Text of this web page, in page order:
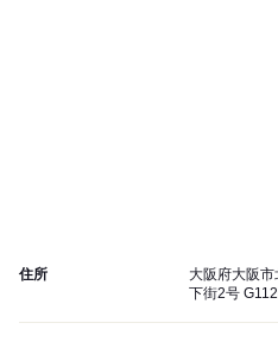
住所
大阪府大阪
下街2号